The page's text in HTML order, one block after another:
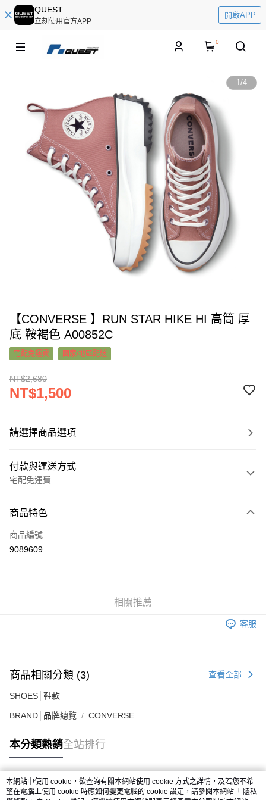
QUEST
立刻使用官方APP
開啟APP
0
1/4
【CONVERSE 】RUN STAR HIKE HI 高筒 厚
底 鞍褐色 A00852C
宅配免運費 國家/地區配送
NT$2,680
NT$1,500
請選擇商品選項
付款與運送方式
宅配免運費
信用卡一次付款
超商取貨付款
7-11取貨付款
新竹物流宅配
宅配(自取)
付款後門市自取
商品特色
商品編號
9089609
相關推薦
客服
商品相關分類 (3) 查看全部
SHOES│鞋款
BRAND│品牌總覽 CONVERSE
本分類熱銷全站排行
熱門標籤
本網站中使用 cookie，欲查詢有關本網站使用 cookie 方式之詳情，及若您不希
望在電腦上使用 cookie 時應如何變更電腦的 cookie 設定，請參閱本網站「 隱私